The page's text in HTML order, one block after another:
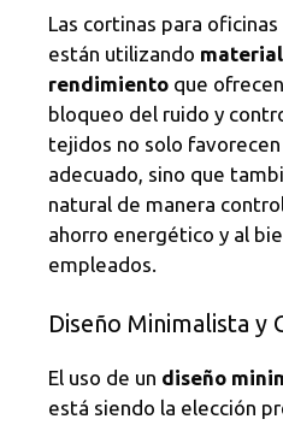
Las cortinas para
están utilizando
rendimiento que
bloqueo del ruido y
tejidos no solo
adecuado, sino que
natural de manera
ahorro energético y al
empleados.
Diseño Minimalista y
El uso de un diseño
está siendo la elección